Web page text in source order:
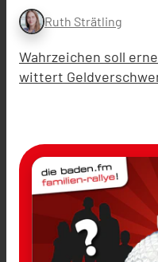
Ruth Strätling
Wahrzeichen soll
wittert